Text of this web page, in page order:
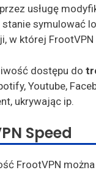
usługę
symulować
w której
dostępu do
Youtube,
ukrywając ip.
Speed
FrootVPN